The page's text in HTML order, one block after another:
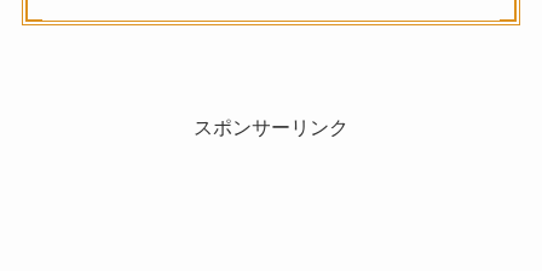
スポンサーリンク